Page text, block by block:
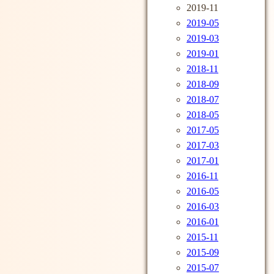
2019-11
2019-05
2019-03
2019-01
2018-11
2018-09
2018-07
2018-05
2017-05
2017-03
2017-01
2016-11
2016-05
2016-03
2016-01
2015-11
2015-09
2015-07